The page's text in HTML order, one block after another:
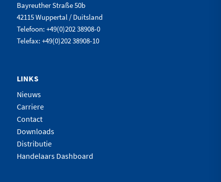
Bayreuther Straße 50b
42115 Wuppertal / Duitsland
Telefoon: +49(0)202 38908-0
Telefax: +49(0)202 38908-10
LINKS
Nieuws
Carriere
Contact
Downloads
Distributie
Handelaars Dashboard